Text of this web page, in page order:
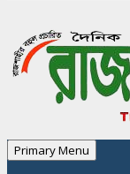
Primary Menu